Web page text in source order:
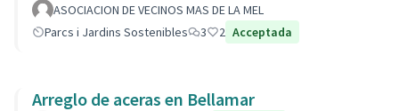
ASOCIACION DE VECINOS MAS DE LA MEL
Parcs i Jardins Sostenibles
3 2 Acceptada
Arreglo de aceras en Bellamar